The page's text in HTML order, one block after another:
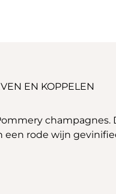
EN KOPPELEN
rode wijn